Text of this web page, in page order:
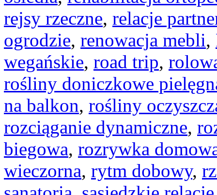
rejsy rzeczne, relacje
ogrodzie, renowacja mebli,
wegańskie, road trip,
rośliny doniczkowe
na balkon, rośliny
rozciąganie dynamiczne,
biegowa, rozrywka
wieczorna, rytm dobowy,